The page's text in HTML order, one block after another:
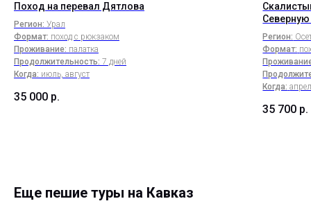
Поход на перевал Дятлова
Регион: Урал
Формат: поход с рюкзаком
Проживание: палатка
Продолжительность: 7 дней
Когда: июль, август
35 000 р.
Регион:
Формат:
Когда:
35 700 р.
Еще пешие туры на Кавказ